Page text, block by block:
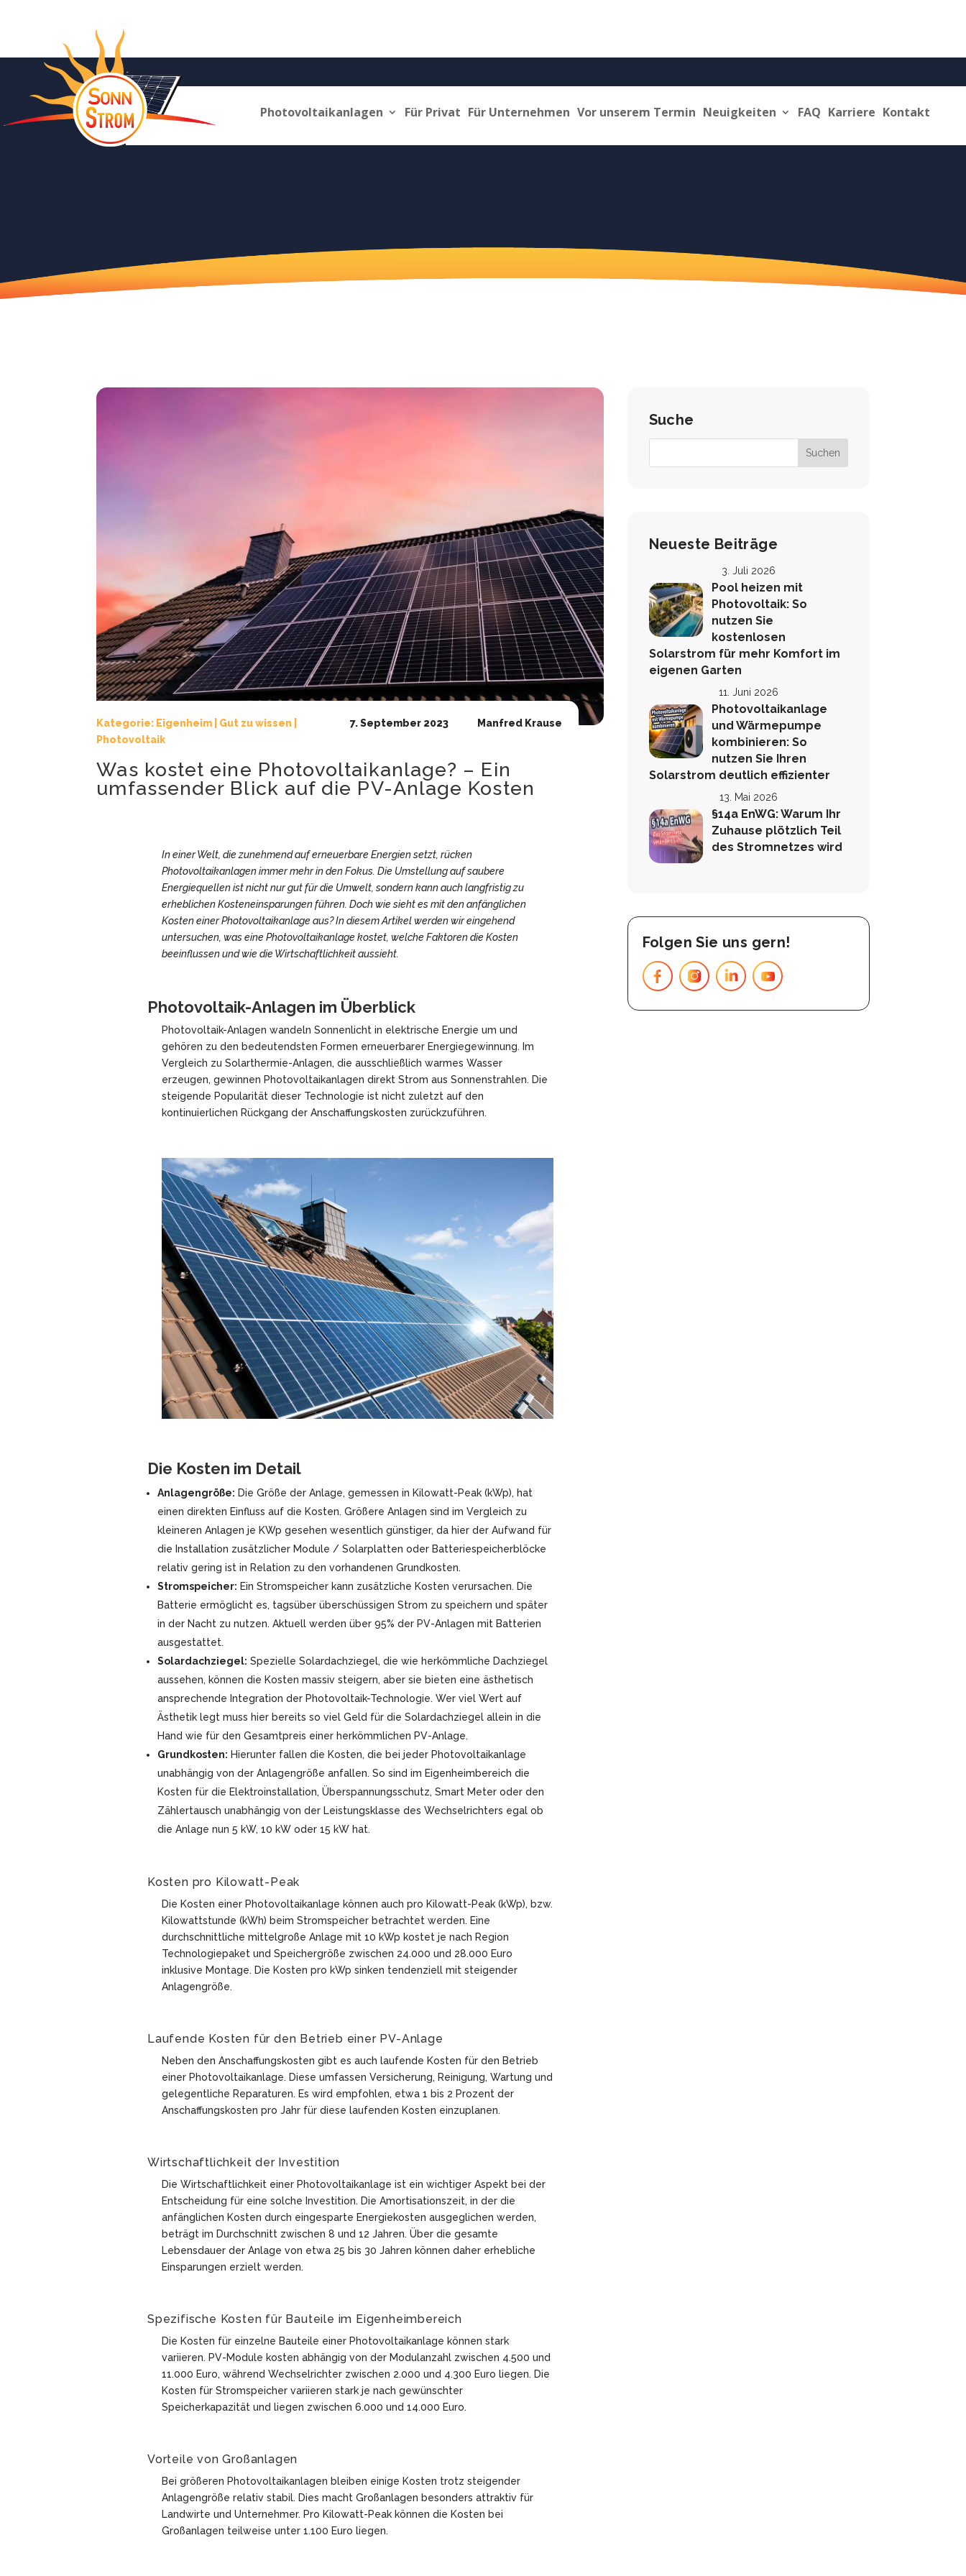
Photovoltaikanlagen Für Privat Für Unternehmen Vor unserem Termin Neuigkeiten FAQ Karriere Kontakt
Kategorie: Eigenheim Gut zu wissen
Photovoltaik
7. September 2023 Manfred Krause
Was kostet eine Photovoltaikanlage? – Ein
umfassender Blick auf die PV-Anlage Kosten
In einer Welt, die zunehmend auf erneuerbare Energien setzt, rücken
Photovoltaikanlagen immer mehr in den Fokus. Die Umstellung auf saubere
Energiequellen ist nicht nur gut für die Umwelt, sondern kann auch langfristig zu
erheblichen Kosteneinsparungen führen. Doch wie sieht es mit den anfänglichen
Kosten einer Photovoltaikanlage aus? In diesem Artikel werden wir eingehend
untersuchen, was eine Photovoltaikanlage kostet, welche Faktoren die Kosten
beeinflussen und wie die Wirtschaftlichkeit aussieht.
Photovoltaik-Anlagen im Überblick
Photovoltaik-Anlagen wandeln Sonnenlicht in elektrische Energie um und
gehören zu den bedeutendsten Formen erneuerbarer Energiegewinnung. Im
Vergleich zu Solarthermie-Anlagen, die ausschließlich warmes Wasser
erzeugen, gewinnen Photovoltaikanlagen direkt Strom aus Sonnenstrahlen. Die
steigende Popularität dieser Technologie ist nicht zuletzt auf den
kontinuierlichen Rückgang der Anschaffungskosten zurückzuführen.
Die Kosten im Detail
Anlagengröße: Die Größe der Anlage, gemessen in Kilowatt-Peak (kWp), hat
einen direkten Einfluss auf die Kosten. Größere Anlagen sind im Vergleich zu
kleineren Anlagen je KWp gesehen wesentlich günstiger, da hier der Aufwand für
die Installation zusätzlicher Module / Solarplatten oder Batteriespeicherblöcke
relativ gering ist in Relation zu den vorhandenen Grundkosten.
Stromspeicher: Ein Stromspeicher kann zusätzliche Kosten verursachen. Die
Batterie ermöglicht es, tagsüber überschüssigen Strom zu speichern und später
in der Nacht zu nutzen. Aktuell werden über 95% der PV-Anlagen mit Batterien
ausgestattet.
Solardachziegel: Spezielle Solardachziegel, die wie herkömmliche Dachziegel
aussehen, können die Kosten massiv steigern, aber sie bieten eine ästhetisch
ansprechende Integration der Photovoltaik-Technologie. Wer viel Wert auf
Ästhetik legt muss hier bereits so viel Geld für die Solardachziegel allein in die
Hand wie für den Gesamtpreis einer herkömmlichen PV-Anlage.
Grundkosten: Hierunter fallen die Kosten, die bei jeder Photovoltaikanlage
unabhängig von der Anlagengröße anfallen. So sind im Eigenheimbereich die
Kosten für die Elektroinstallation, Überspannungsschutz, Smart Meter oder den
Zählertausch unabhängig von der Leistungsklasse des Wechselrichters egal ob
die Anlage nun 5 kW, 10 kW oder 15 kW hat.
Kosten pro Kilowatt-Peak
Die Kosten einer Photovoltaikanlage können auch pro Kilowatt-Peak (kWp), bzw.
Kilowattstunde (kWh) beim Stromspeicher betrachtet werden. Eine
durchschnittliche mittelgroße Anlage mit 10 kWp kostet je nach Region
Technologiepaket und Speichergröße zwischen 24.000 und 28.000 Euro
inklusive Montage. Die Kosten pro kWp sinken tendenziell mit steigender
Anlagengröße.
Laufende Kosten für den Betrieb einer PV-Anlage
Neben den Anschaffungskosten gibt es auch laufende Kosten für den Betrieb
einer Photovoltaikanlage. Diese umfassen Versicherung, Reinigung, Wartung und
gelegentliche Reparaturen. Es wird empfohlen, etwa 1 bis 2 Prozent der
Anschaffungskosten pro Jahr für diese laufenden Kosten einzuplanen.
Wirtschaftlichkeit der Investition
Die Wirtschaftlichkeit einer Photovoltaikanlage ist ein wichtiger Aspekt bei der
Entscheidung für eine solche Investition. Die Amortisationszeit, in der die
anfänglichen Kosten durch eingesparte Energiekosten ausgeglichen werden,
beträgt im Durchschnitt zwischen 8 und 12 Jahren. Über die gesamte
Lebensdauer der Anlage von etwa 25 bis 30 Jahren können daher erhebliche
Einsparungen erzielt werden.
Spezifische Kosten für Bauteile im Eigenheimbereich
Die Kosten für einzelne Bauteile einer Photovoltaikanlage können stark
variieren. PV-Module kosten abhängig von der Modulanzahl zwischen 4.500 und
11.000 Euro, während Wechselrichter zwischen 2.000 und 4.300 Euro liegen. Die
Kosten für Stromspeicher variieren stark je nach gewünschter
Speicherkapazität und liegen zwischen 6.000 und 14.000 Euro.
Vorteile von Großanlagen
Bei größeren Photovoltaikanlagen bleiben einige Kosten trotz steigender
Anlagengröße relativ stabil. Dies macht Großanlagen besonders attraktiv für
Landwirte und Unternehmer. Pro Kilowatt-Peak können die Kosten bei
Großanlagen teilweise unter 1.100 Euro liegen.
Suche
Neueste Beiträge
Pool heizen mit
Photovoltaik: So
nutzen Sie
kostenlosen
Solarstrom für mehr Komfort im
eigenen Garten
3. Juli 2026
Photovoltaikanlage
und Wärmepumpe
kombinieren: So
nutzen Sie Ihren
Solarstrom deutlich effizienter
11. Juni 2026
§14a EnWG: Warum Ihr
Zuhause plötzlich Teil
des Stromnetzes wird
13. Mai 2026
Folgen Sie uns gern!